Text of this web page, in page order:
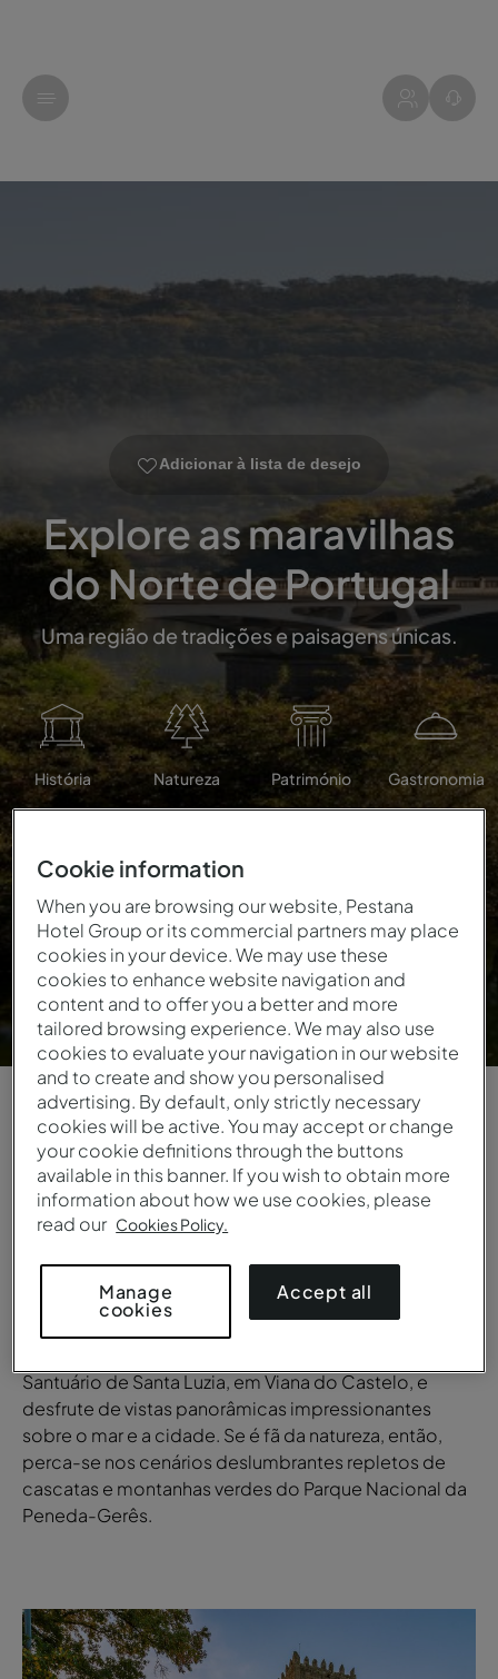
Adicionar à lista de desejo
Explore as maravilhas
do Norte de Portugal
Uma região de tradições e paisagens únicas.
História Natureza Património Gastronomia
VISTA GERAL
Norte de Portugal
Conheça lugares apaixonantes com natureza
selvagem, boa comida e cidades antigas. Faça uma
viagem no tempo ao visitar Guimarães e o castelo
Santuário de Santa Luzia, em Viana do Castelo, e
desfrute de vistas panorâmicas impressionantes
sobre o mar e a cidade. Se é fã da natureza, então,
perca-se nos cenários deslumbrantes repletos de
cascatas e montanhas verdes do Parque Nacional da
Peneda-Gerês.
1/6
Cookie information
When you are browsing our website, Pestana
Hotel Group or its commercial partners may place
cookies in your device. We may use these
cookies to enhance website navigation and
content and to offer you a better and more
tailored browsing experience. We may also use
cookies to evaluate your navigation in our website
and to create and show you personalised
advertising. By default, only strictly necessary
cookies will be active. You may accept or change
your cookie definitions through the buttons
available in this banner. If you wish to obtain more
information about how we use cookies, please
read our Cookies Policy.
Manage
cookies
Accept all